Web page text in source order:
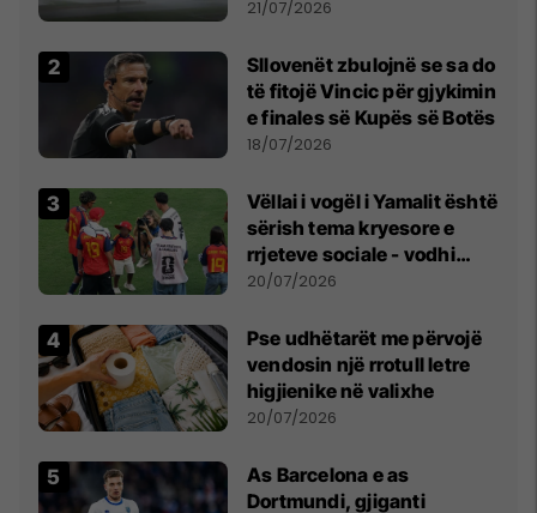
fuqishme me breshër dhe
21/07/2026
Sllovenët zbulojnë se sa do
të fitojë Vincic për gjykimin
e finales së Kupës së Botës
18/07/2026
Vëllai i vogël i Yamalit është
sërish tema kryesore e
rrjeteve sociale - vodhi
vëmendjen pas finales së
20/07/2026
Pse udhëtarët me përvojë
vendosin një rrotull letre
higjienike në valixhe
20/07/2026
As Barcelona e as
Dortmundi, gjiganti